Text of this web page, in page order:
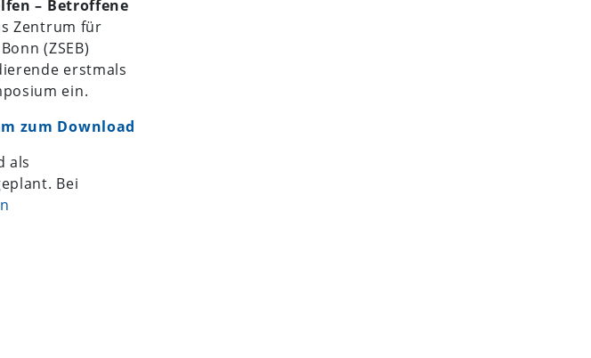
– Betroffene
Zentrum für
(ZSEB)
erstmals
ein.
zum Download
als
Bei